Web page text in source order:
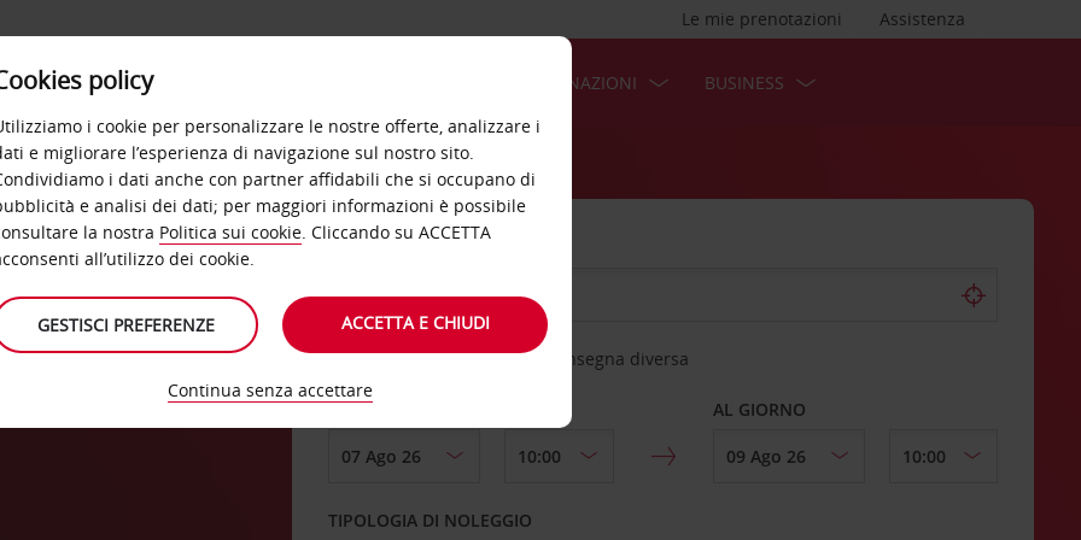
Assistenza
Le mie prenotazioni
OFFERTE DESTINAZIONI BUSINESS
Scegli una località di riconsegna diversa
DAL GIORNO AL GIORNO
TIPOLOGIA DI NOLEGGIO
policy
i cookie per personalizzare le nostre offerte, analizzare i
e migliorare l’esperienza di navigazione sul nostro sito.
i dati anche con partner affidabili che si occupano di
e analisi dei dati; per maggiori informazioni è possibile
la nostra Politica sui cookie. Cliccando su ACCETTA
all’utilizzo dei cookie.
GESTISCI PREFERENZE ACCETTA E CHIUDI
Continua senza accettare